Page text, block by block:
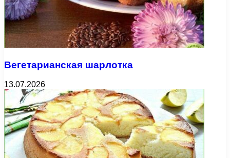
Вегетарианская шарлотка
13.07.2026